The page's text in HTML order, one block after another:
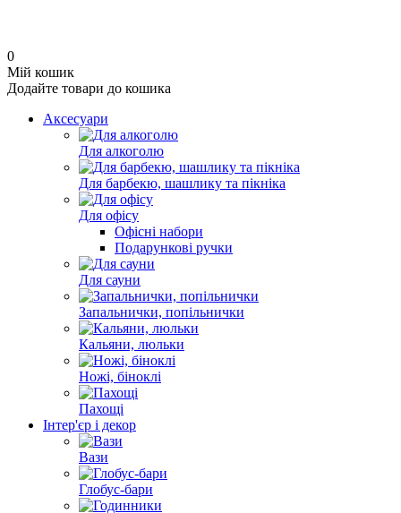
0
Мій кошик
Додайте товари до кошика
Аксесуари
Для алкоголю
Для барбекю, шашлику та пікніка
Для офісу
Офісні набори
Подарункові ручки
Для сауни
Запальнички, попільнички
Кальяни, люльки
Ножі, біноклі
Пахощі
Інтер'єр і декор
Вази
Глобус-бари